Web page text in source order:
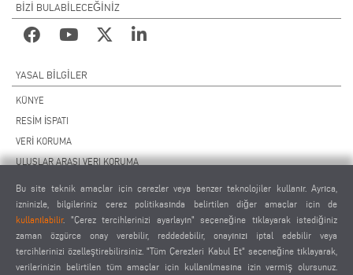
BİZİ BULABİLECEĞİNİZ
YASAL BILGILER
KÜNYE
RESİM İSPATI
VERİ KORUMA
ULUSLAR ARASI VERI KORUMA
UZAKTAN BAKIM SÖZLEŞMESİ
ÇEREZ AYARLARI
TEDARİKÇİLER DAVRANIŞ KURALLARI
Bu site teknik amaçlar için çerezler veya benzer teknolojiler kullanır. Ayrıca,
izninizle, bilgileriniz çerez politikasında belirtilen diğer amaçlar için de
kullanılabilir. "Çerez tercihlerinizi ayarlayın" seçeneğine tıklayarak istediğiniz
zaman özgürce onay verebilir, reddedebilir, onayınızı iptal edebilir veya
tercihlerinizi özelleştirebilirsiniz. "Tüm Çerezleri Kabul Et" seçeneğine tıklayarak,
verilerinizin belirtilen tüm amaçlar için kullanılmasına izin vermiş olursunuz.